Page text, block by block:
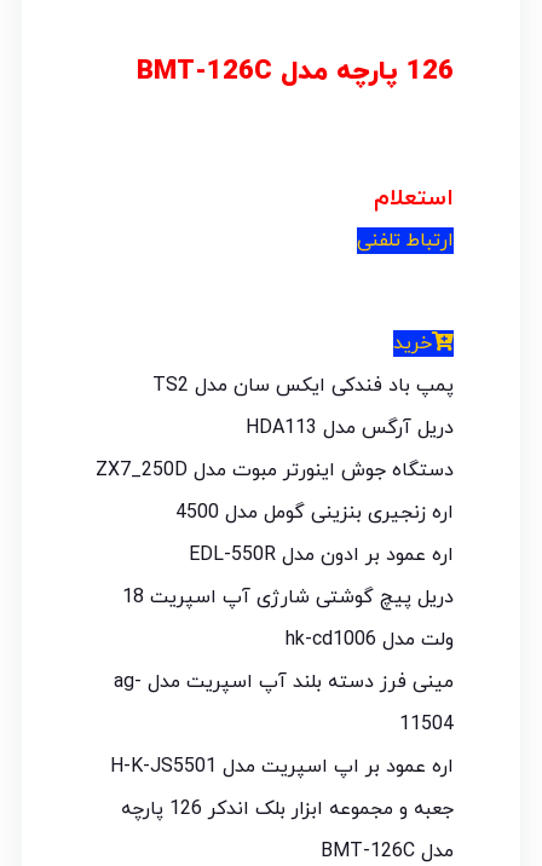
126 پارچه مدل BMT-126C
استعلام
ارتباط تلفنی
خرید
پمپ باد فندکی ایکس سان مدل TS2
دریل آرگس مدل HDA113
دستگاه جوش اینورتر مبوت مدل ZX7_250D
اره زنجیری بنزینی گومل مدل 4500
اره عمود بر ادون مدل EDL-550R
دریل پیچ گوشتی شارژی آپ اسپریت 18
ولت مدل hk-cd1006
مینی فرز دسته بلند آپ اسپریت مدل ag-
11504
اره عمود بر اپ اسپریت مدل H-K-JS5501
جعبه و مجموعه ابزار بلک اندکر 126 پارچه
مدل BMT-126C